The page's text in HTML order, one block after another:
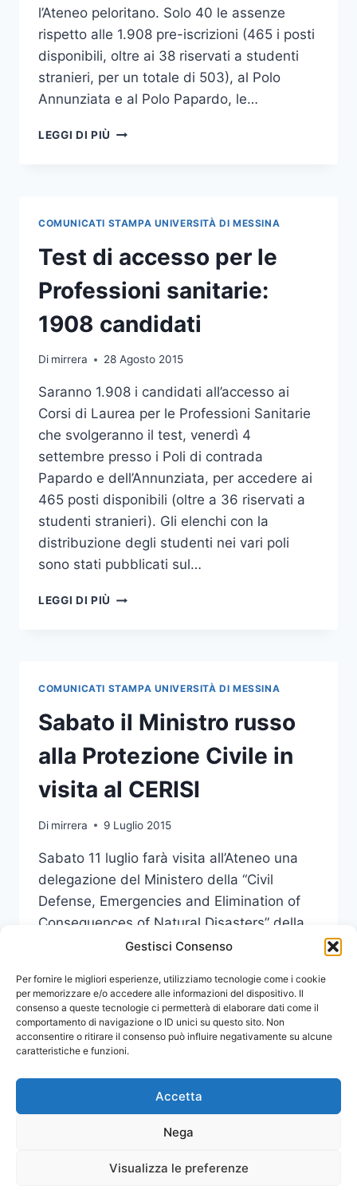
Gestisci Consenso
Per fornire le migliori esperienze, utilizziamo tecnologie come i cookie
per memorizzare e/o accedere alle informazioni del dispositivo. Il
consenso a queste tecnologie ci permetterà di elaborare dati come il
comportamento di navigazione o ID unici su questo sito. Non
acconsentire o ritirare il consenso può influire negativamente su alcune
caratteristiche e funzioni.
Accetta
Nega
Visualizza le preferenze
l’Ateneo peloritano. Solo 40 le assenze
rispetto alle 1.908 pre-iscrizioni (465 i posti
disponibili, oltre ai 38 riservati a studenti
stranieri, per un totale di 503), al Polo
Annunziata e al Polo Papardo, le…
LEGGI DI PIÙ SVOLTE
IN
PROFESSIONI
SANITARIE
COMUNICATI STAMPA UNIVERSITÀ DI MESSINA
Test di accesso per le
Professioni sanitarie:
1908 candidati
Di mirrera 28 Agosto 2015
Saranno 1.908 i candidati all’accesso ai
Corsi di Laurea per le Professioni Sanitarie
che svolgeranno il test, venerdì 4
settembre presso i Poli di contrada
Papardo e dell’Annunziata, per accedere ai
465 posti disponibili (oltre a 36 riservati a
studenti stranieri). Gli elenchi con la
distribuzione degli studenti nei vari poli
sono stati pubblicati sul…
LEGGI DI PIÙ TEST
1908
CANDIDATI
COMUNICATI STAMPA UNIVERSITÀ DI MESSINA
Sabato il Ministro russo
alla Protezione Civile in
visita al CERISI
Di mirrera 9 Luglio 2015
Sabato 11 luglio farà visita all’Ateneo una
delegazione del Ministero della “Civil
Defense, Emergencies and Elimination of
Consequences of Natural Disasters” della
Federazione Russa.
LEGGI DI PIÙSABATO
IL
MINISTRO
RUSSO
ALLA
CIVILE
© 2026 Comunicati Stampa | Powered by